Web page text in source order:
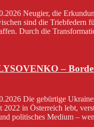
Neugier, die
sind die Triebfedern
Durch die
–
Die gebürtige
2022 in Österreich lebt,
politisches Medium –